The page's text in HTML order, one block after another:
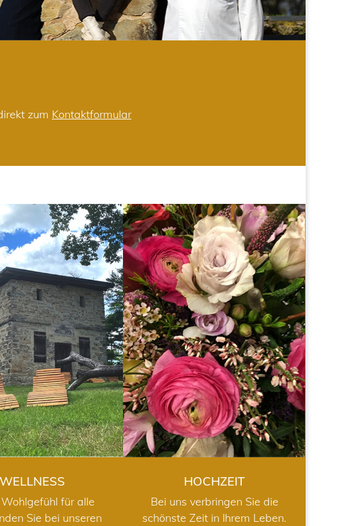
zum Kontaktformular
WELLNESS
für alle
Sie bei unseren
HOCHZEIT
HOCHZEIT
Bei uns verbringen Sie die
schönste Zeit in Ihrem Leben.